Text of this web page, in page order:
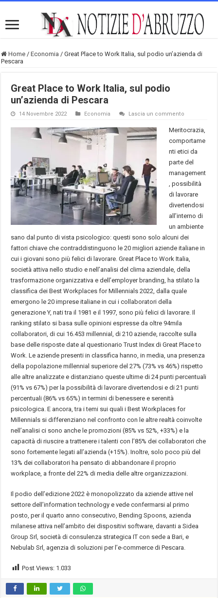
Home / Economia / Great Place to Work Italia, sul podio un’azienda di
Pescara
Great Place to Work Italia, sul podio
un’azienda di Pescara
14 Novembre 2022 Economia Lascia un commento
Meritocrazia,
comportame
nti etici da
parte del
management
, possibilità
di lavorare
divertendosi
all’interno di
un ambiente
sano dal punto di vista psicologico: questi sono solo alcuni dei
fattori chiave che contraddistinguono le 20 migliori aziende italiane in
cui i giovani sono più felici di lavorare. Great Place to Work Italia,
società attiva nello studio e nell’analisi del clima aziendale, della
trasformazione organizzativa e dell’employer branding, ha stilato la
classifica dei Best Workplaces for Millennials 2022, dalla quale
emergono le 20 imprese italiane in cui i collaboratori della
generazione Y, nati tra il 1981 e il 1997, sono più felici di lavorare. Il
ranking stilato si basa sulle opinioni espresse da oltre 94mila
collaboratori, di cui 16.453 millennial, di 210 aziende, raccolte sulla
base delle risposte date al questionario Trust Index di Great Place to
Work. Le aziende presenti in classifica hanno, in media, una presenza
della popolazione millennial superiore del 27% (73% vs 46%) rispetto
alle altre analizzate e distanziano queste ultime di 24 punti percentuali
(91% vs 67%) per la possibilità di lavorare divertendosi e di 21 punti
percentuali (86% vs 65%) in termini di benessere e serenità
psicologica. E ancora, tra i temi sui quali i Best Workplaces for
Millennials si differenziano nel confronto con le altre realtà coinvolte
nell’analisi ci sono anche le promozioni (85% vs 52%, +33%) e la
capacità di riuscire a trattenere i talenti con l’85% dei collaboratori che
sono fortemente legati all’azienda (+15%). Inoltre, solo poco più del
13% dei collaboratori ha pensato di abbandonare il proprio
workplace, a fronte del 22% di media delle altre organizzazioni.
Il podio dell’edizione 2022 è monopolizzato da aziende attive nel
settore dell’information technology e vede confermarsi al primo
posto, per il quarto anno consecutivo, Bending Spoons, azienda
milanese attiva nell’ambito dei dispositivi software, davanti a Sidea
Group Srl, società di consulenza strategica IT con sede a Bari, e
Nebulab Srl, agenzia di soluzioni per l’e-commerce di Pescara.
Post Views: 1.033